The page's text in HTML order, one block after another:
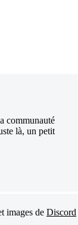
communauté
là, un petit
images de Discord